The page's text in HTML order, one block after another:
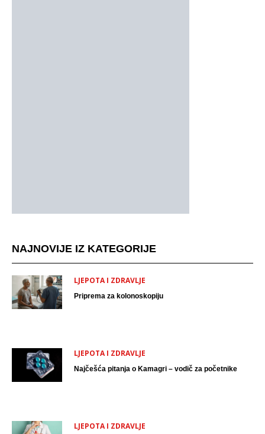
NAJNOVIJE IZ KATEGORIJE
LJEPOTA I ZDRAVLJE
Priprema za kolonoskopiju
LJEPOTA I ZDRAVLJE
Najčešća pitanja o Kamagri – vodič za početnike
LJEPOTA I ZDRAVLJE